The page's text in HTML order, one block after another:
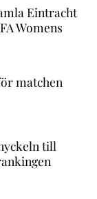
Eintracht
Womens
matchen
till